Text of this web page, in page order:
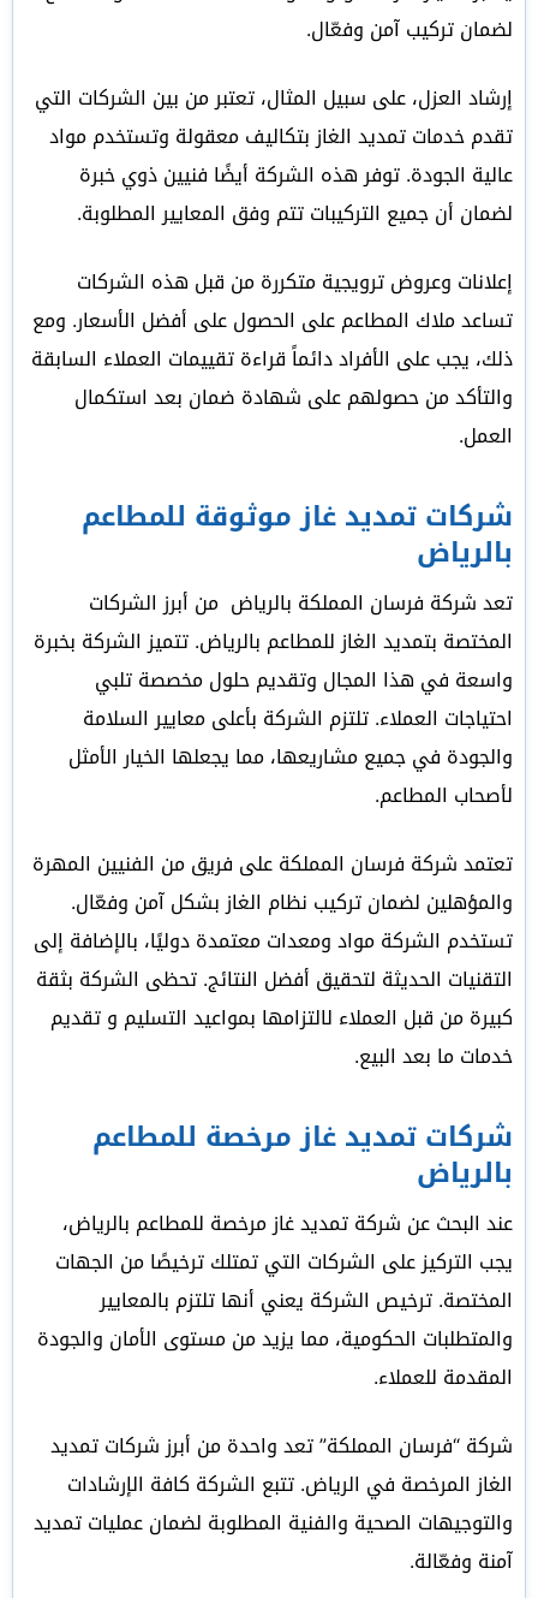
لضمان تركيب آمن وفعّال.
إرشاد العزل، على سبيل المثال، تعتبر من بين الشركات التي
تقدم خدمات تمديد الغاز بتكاليف معقولة وتستخدم مواد
عالية الجودة. توفر هذه الشركة أيضًا فنيين ذوي خبرة
لضمان أن جميع التركيبات تتم وفق المعايير المطلوبة.
إعلانات وعروض ترويجية متكررة من قبل هذه الشركات
تساعد ملاك المطاعم على الحصول على أفضل الأسعار. ومع
ذلك، يجب على الأفراد دائماً قراءة تقييمات العملاء السابقة
والتأكد من حصولهم على شهادة ضمان بعد استكمال
العمل.
شركات تمديد غاز موثوقة للمطاعم
بالرياض
تعد شركة فرسان المملكة بالرياض من أبرز الشركات
المختصة بتمديد الغاز للمطاعم بالرياض. تتميز الشركة بخبرة
واسعة في هذا المجال وتقديم حلول مخصصة تلبي
احتياجات العملاء. تلتزم الشركة بأعلى معايير السلامة
والجودة في جميع مشاريعها، مما يجعلها الخيار الأمثل
لأصحاب المطاعم.
تعتمد شركة فرسان المملكة على فريق من الفنيين المهرة
والمؤهلين لضمان تركيب نظام الغاز بشكل آمن وفعّال.
تستخدم الشركة مواد ومعدات معتمدة دوليًا، بالإضافة إلى
التقنيات الحديثة لتحقيق أفضل النتائج. تحظى الشركة بثقة
كبيرة من قبل العملاء لالتزامها بمواعيد التسليم و تقديم
خدمات ما بعد البيع.
شركات تمديد غاز مرخصة للمطاعم
بالرياض
عند البحث عن شركة تمديد غاز مرخصة للمطاعم بالرياض،
يجب التركيز على الشركات التي تمتلك ترخيصًا من الجهات
المختصة. ترخيص الشركة يعني أنها تلتزم بالمعايير
والمتطلبات الحكومية، مما يزيد من مستوى الأمان والجودة
المقدمة للعملاء.
شركة “فرسان المملكة” تعد واحدة من أبرز شركات تمديد
الغاز المرخصة في الرياض. تتبع الشركة كافة الإرشادات
والتوجيهات الصحية والفنية المطلوبة لضمان عمليات تمديد
آمنة وفعّالة.